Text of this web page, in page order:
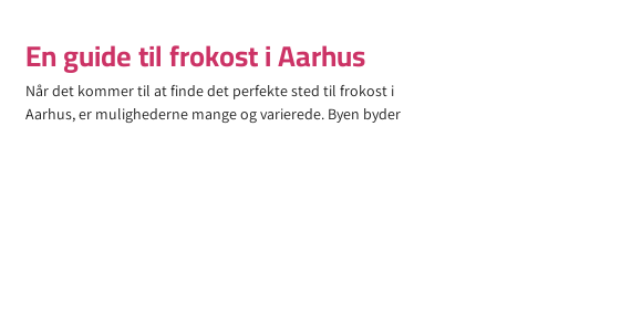
En guide til frokost i Aarhus
Når det kommer til at finde det perfekte sted til frokost i
Aarhus, er mulighederne mange og varierede. Byen byder